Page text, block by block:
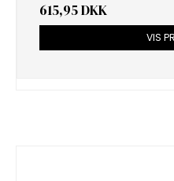
615,95 DKK
VIS